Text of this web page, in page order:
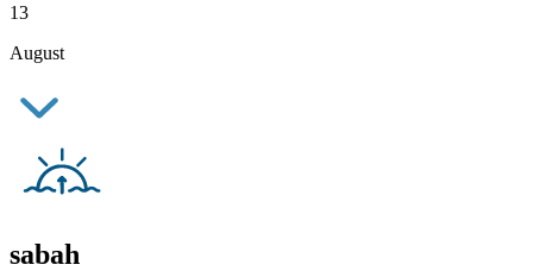
13
August
sabah